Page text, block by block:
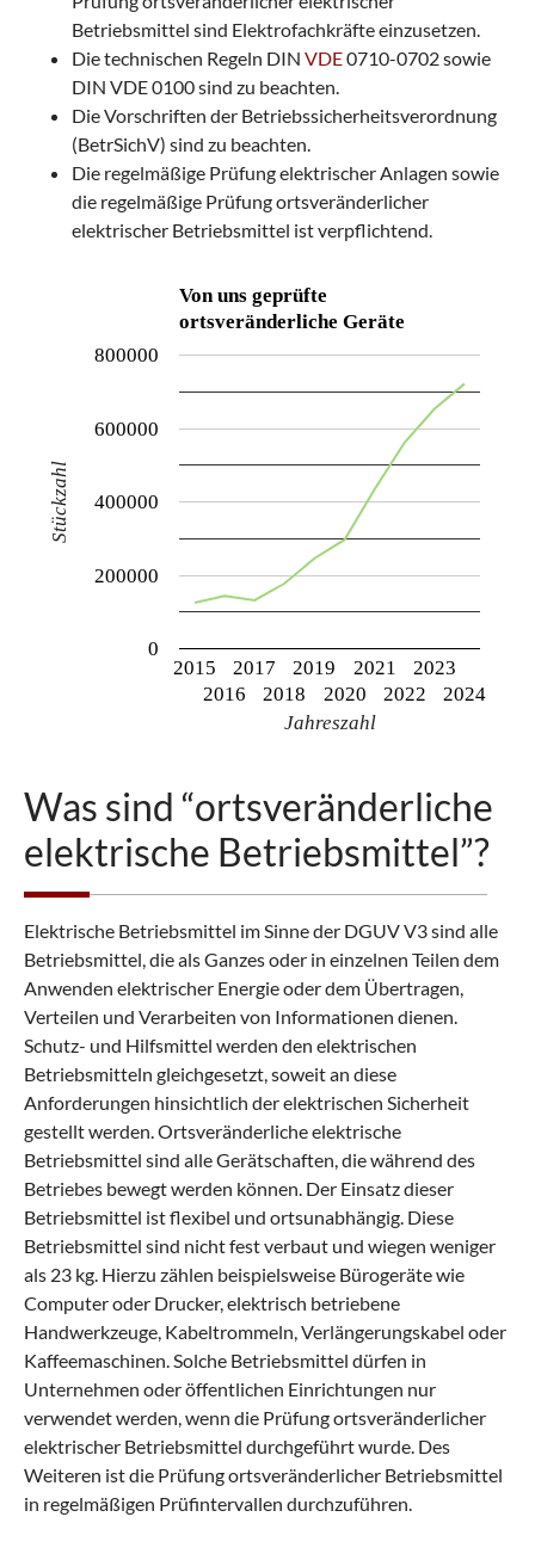
Betriebsmittel sind Elektrofachkräfte einzusetzen.
Die technischen Regeln DIN VDE0710-0702 sowie
DIN VDE 0100 sind zu beachten.
Die Vorschriften der Betriebssicherheitsverordnung
(BetrSichV) sind zu beachten.
Die regelmäßige Prüfung elektrischer Anlagen sowie
die regelmäßige Prüfung ortsveränderlicher
elektrischer Betriebsmittel ist verpflichtend.
Von uns geprüfte
ortsveränderliche Geräte
2015
2016
2017
2018
2019
2020
2021
2022
2023
2024
0
200000
400000
600000
800000
Jahreszahl
Stückzahl
Was sind “ortsveränderliche
elektrische Betriebsmittel”?
Elektrische Betriebsmittel im Sinne der DGUV V3 sind alle
Betriebsmittel, die als Ganzes oder in einzelnen Teilen dem
Anwenden elektrischer Energie oder dem Übertragen,
Verteilen und Verarbeiten von Informationen dienen.
Schutz- und Hilfsmittel werden den elektrischen
Betriebsmitteln gleichgesetzt, soweit an diese
Anforderungen hinsichtlich der elektrischen Sicherheit
gestellt werden. Ortsveränderliche elektrische
Betriebsmittel sind alle Gerätschaften, die während des
Betriebes bewegt werden können. Der Einsatz dieser
Betriebsmittel ist flexibel und ortsunabhängig. Diese
Betriebsmittel sind nicht fest verbaut und wiegen weniger
als 23 kg. Hierzu zählen beispielsweise Bürogeräte wie
Computer oder Drucker, elektrisch betriebene
Handwerkzeuge, Kabeltrommeln, Verlängerungskabel oder
Kaffeemaschinen. Solche Betriebsmittel dürfen in
Unternehmen oder öffentlichen Einrichtungen nur
verwendet werden, wenn die Prüfung ortsveränderlicher
elektrischer Betriebsmittel durchgeführt wurde. Des
Weiteren ist die Prüfung ortsveränderlicher Betriebsmittel
in regelmäßigen Prüfintervallen durchzuführen.